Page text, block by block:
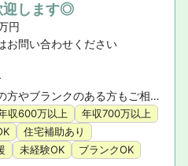
迎します◎
円
問い合わせください
薬剤師免許※実務未経験の方やブランクのある方もご相談ください
収600万以上
年収700万以上
住宅補助あり
未経験OK ブランクOK